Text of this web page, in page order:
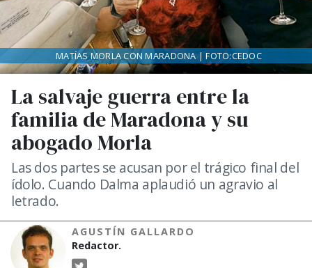
La salvaje guerra entre la
familia de Maradona y su
abogado Morla
Las dos partes se acusan por el trágico final del
ídolo. Cuando Dalma aplaudió un agravio al
letrado.
AGUSTÍN GALLARDO
Redactor.
MATÍAS MORLA CON MARADONA | FOTO:CEDOC